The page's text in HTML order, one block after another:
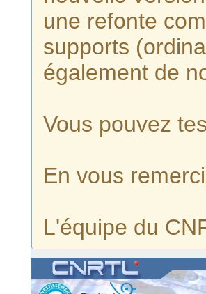
une refonte
supports
également de
Vous pouvez
En vous
L'équipe du